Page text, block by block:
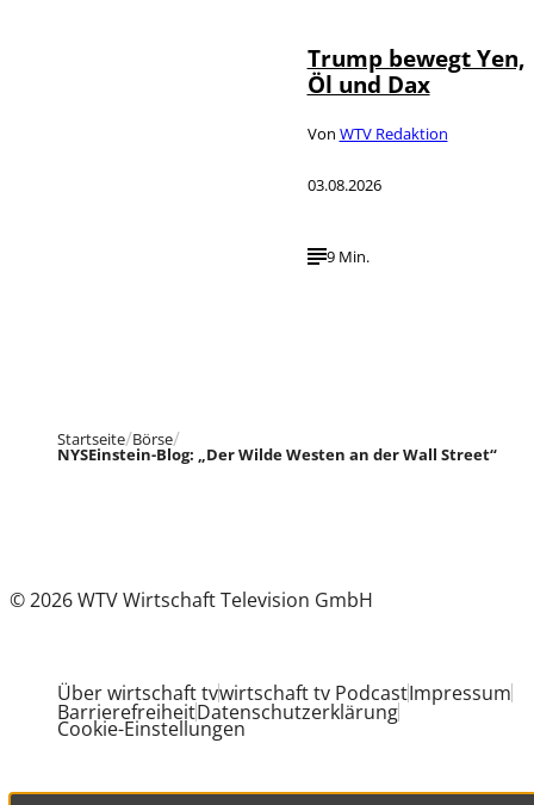
Trump bewegt Yen,
Öl und Dax
Von WTV Redaktion
03.08.2026
9 Min.
Startseite Börse
NYSEinstein-Blog: „Der Wilde Westen an der Wall Street“
© 2026 WTV Wirtschaft Television GmbH
Über wirtschaft tvwirtschaft tv PodcastImpressum
BarrierefreiheitDatenschutzerklärung
Cookie-Einstellungen